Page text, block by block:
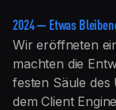
2024 — Etwas
Wir eröffneten
machten die
festen Säule
dem Client